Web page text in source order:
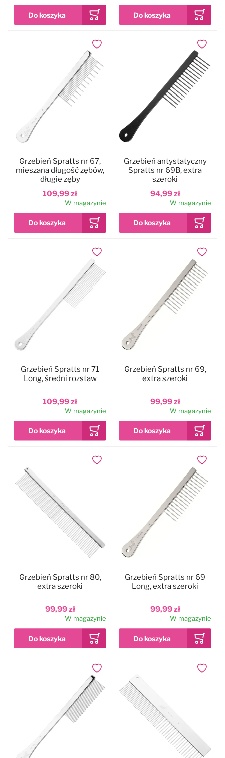
109,99 zł
Grzebień Spratts nr 67,
mieszana długość zębów,
długie zęby
W magazynie
Dodaj do ulubionych
94,99 zł
Grzebień antystatyczny
Spratts nr 69B, extra
szeroki
W magazynie
Dodaj
109,99 zł
Grzebień Spratts nr 71
Long, średni rozstaw
W magazynie
Dodaj do ulubionych
99,99 zł
Grzebień Spratts nr 69,
extra szeroki
W magazynie
Dodaj
99,99 zł
Grzebień Spratts nr 80,
extra szeroki
W magazynie
Dodaj do ulubionych
99,99 zł
Grzebień Spratts nr 69
Long, extra szeroki
W magazynie
Dodaj
Dodaj do ulubionych Dodaj